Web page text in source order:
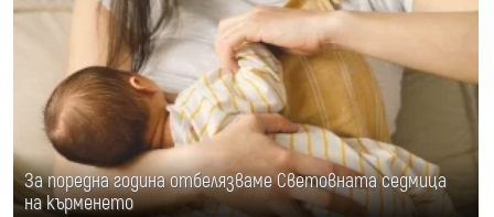
За поредна година отбелязваме Световната седмица
на кърменето